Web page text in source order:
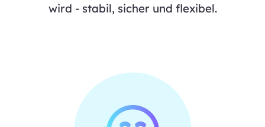
wird - stabil, sicher und flexibel.